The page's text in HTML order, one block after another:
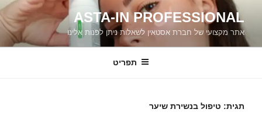
לתוכןASTA-IN PROFESSIONAL
אתר מקצועי של חברת אסטאין לשאלות ניתן לפנות אלינו
תפריט
תגית: טיפול בנשירת שיער